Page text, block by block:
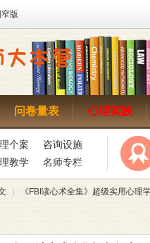
版
问卷量表 心理实践
个案
咨询设施
教学 名师专栏
《FBI读心术全集》超级实用心理